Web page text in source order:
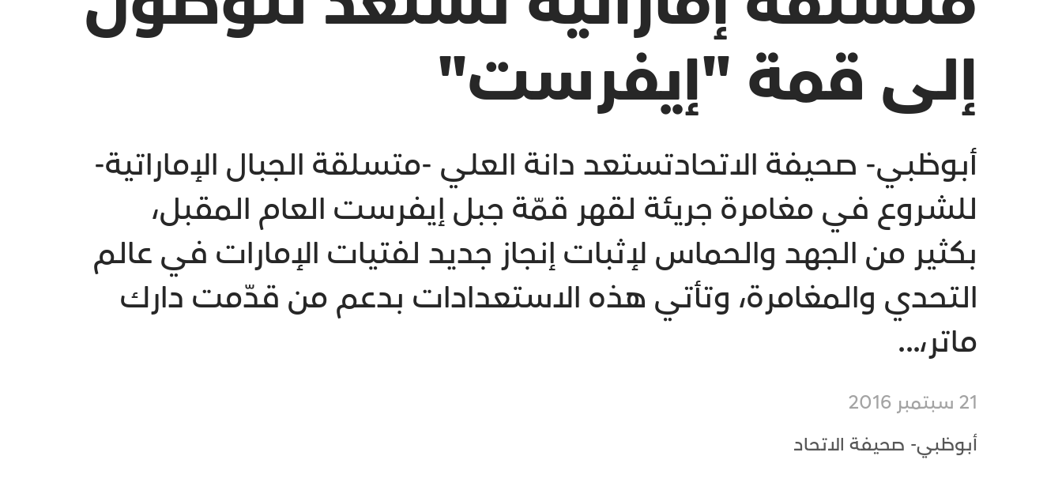
إلى قمة "إيفرست"
أبوظبي- صحيفة الاتحادتستعد دانة العلي -متسلقة الجبال الإماراتية-
للشروع في مغامرة جريئة لقهر قمّة جبل إيفرست العام المقبل،
بكثير من الجهد والحماس لإثبات إنجاز جديد لفتيات الإمارات في عالم
التحدي والمغامرة، وتأتي هذه الاستعدادات بدعم من قدّمت دارك
ماتر،...
21 سبتمبر 2016
أبوظبي- صحيفة الاتحاد